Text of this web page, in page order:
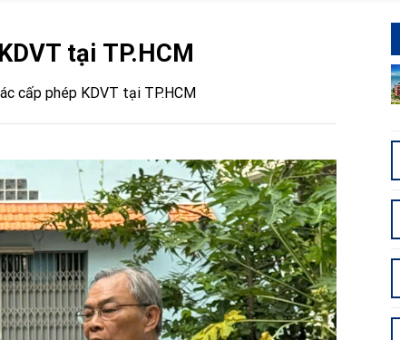
tại TP.HCM
cấp phép KDVT tại TP.HCM